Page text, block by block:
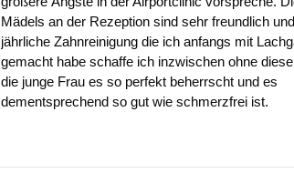
Mädels an der Rezeption sind sehr freundlich
jährliche Zahnreinigung die ich anfangs mit
gemacht habe schaffe ich inzwischen ohne
die junge Frau es so perfekt beherrscht und es
dementsprechend so gut wie schmerzfrei ist.